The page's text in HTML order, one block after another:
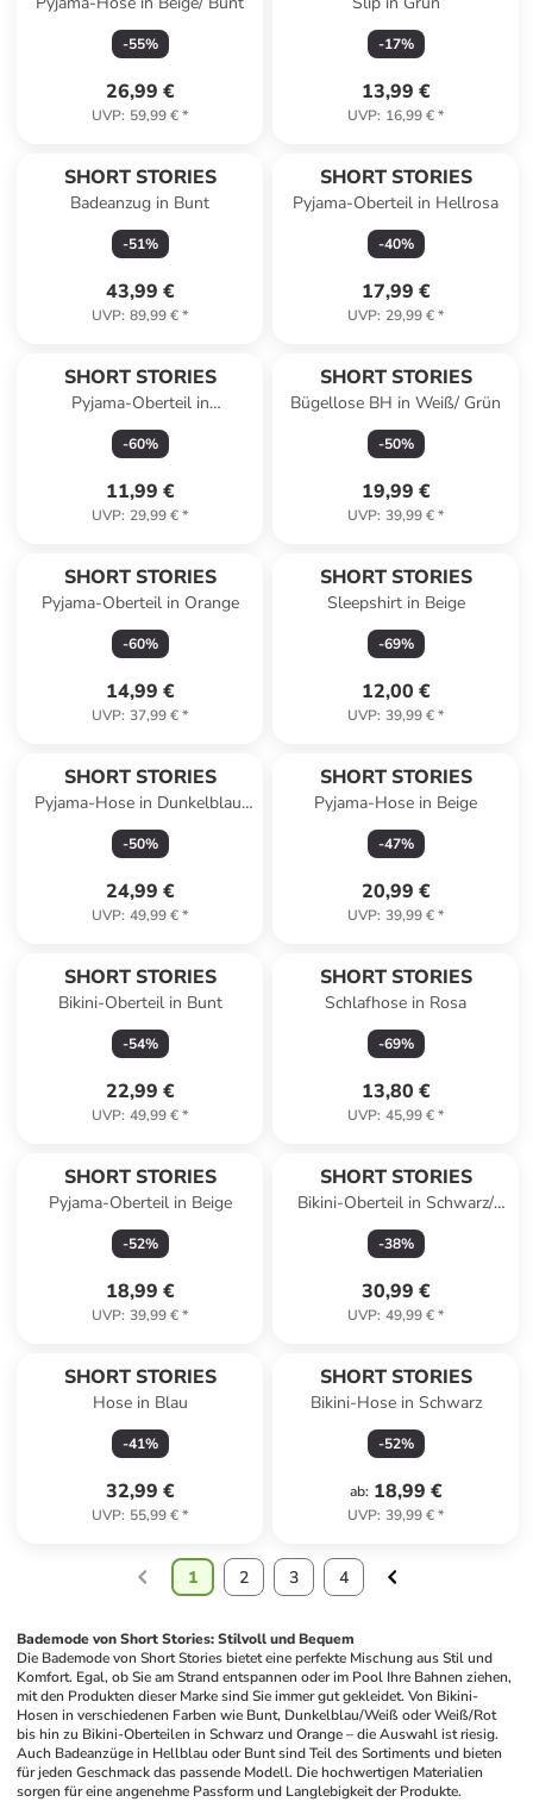
-55%
26,99 €
UVP: 59,99 €*
-17%
13,99 €
UVP: 16,99 €*
SHORT STORIES
Badeanzug in Bunt
-51%
43,99 €
UVP: 89,99 €*
SHORT STORIES
Pyjama-Oberteil in Hellrosa
-40%
17,99 €
UVP: 29,99 €*
SHORT STORIES
Pyjama-Oberteil in
Dunkelblau
-60%
11,99 €
UVP: 29,99 €*
SHORT STORIES
Bügellose BH in Weiß/ Grün
-50%
19,99 €
UVP: 39,99 €*
SHORT STORIES
Pyjama-Oberteil in Orange
-60%
14,99 €
UVP: 37,99 €*
SHORT STORIES
Sleepshirt in Beige
-69%
12,00 €
UVP: 39,99 €*
SHORT STORIES
Pyjama-Hose in Dunkelblau/
Weiß
-50%
24,99 €
UVP: 49,99 €*
SHORT STORIES
Pyjama-Hose in Beige
-47%
20,99 €
UVP: 39,99 €*
SHORT STORIES
Bikini-Oberteil in Bunt
-54%
22,99 €
UVP: 49,99 €*
SHORT STORIES
Schlafhose in Rosa
-69%
13,80 €
UVP: 45,99 €*
SHORT STORIES
Pyjama-Oberteil in Beige
-52%
18,99 €
UVP: 39,99 €*
SHORT STORIES
Bikini-Oberteil in Schwarz/
Weiß
-38%
30,99 €
UVP: 49,99 €*
SHORT STORIES
Hose in Blau
-41%
32,99 €
UVP: 55,99 €*
SHORT STORIES
Bikini-Hose in Schwarz
-52%
ab: 18,99 €
UVP: 39,99 €*
1 2 3 4
Bademode von Short Stories: Stilvoll und Bequem
Die Bademode von Short Stories bietet eine perfekte Mischung aus Stil und
Komfort. Egal, ob Sie am Strand entspannen oder im Pool Ihre Bahnen ziehen,
mit den Produkten dieser Marke sind Sie immer gut gekleidet. Von Bikini-
Hosen in verschiedenen Farben wie Bunt, Dunkelblau/Weiß oder Weiß/Rot
bis hin zu Bikini-Oberteilen in Schwarz und Orange – die Auswahl ist riesig.
Auch Badeanzüge in Hellblau oder Bunt sind Teil des Sortiments und bieten
für jeden Geschmack das passende Modell. Die hochwertigen Materialien
sorgen für eine angenehme Passform und Langlebigkeit der Produkte.